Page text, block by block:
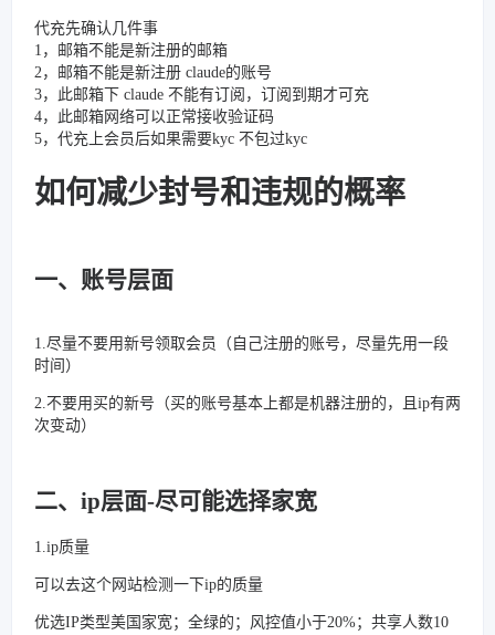
代充先确认几件事
1，邮箱不能是新注册的邮箱
2，邮箱不能是新注册 claude的账号
3，此邮箱下 claude 不能有订阅，订阅到期才可充
4，此邮箱网络可以正常接收验证码
5，代充上会员后如果需要kyc 不包过kyc
如何减少封号和违规的概率
一、账号层面
1.尽量不要用新号领取会员（自己注册的账号，尽量先用一段
时间）
2.不要用买的新号（买的账号基本上都是机器注册的，且ip有两
次变动）
二、ip层面-尽可能选择家宽
1.ip质量
可以去这个网站检测一下ip的质量
优选IP类型美国家宽；全绿的；风控值小于20%；共享人数10